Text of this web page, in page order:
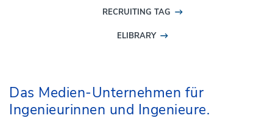
RECRUITING TAG
ELIBRARY
Das Medien-Unternehmen für
Ingenieurinnen und Ingenieure.